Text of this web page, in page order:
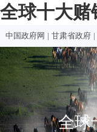
全球十大赌
中国政府网 | 甘肃省政府 |
全球